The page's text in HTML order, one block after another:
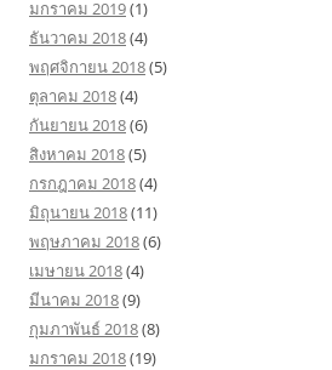
มกราคม 2019(1)
ธันวาคม 2018(4)
พฤศจิกายน 2018(5)
ตุลาคม 2018(4)
กันยายน 2018(6)
สิงหาคม 2018(5)
กรกฎาคม 2018(4)
มิถุนายน 2018(11)
พฤษภาคม 2018(6)
เมษายน 2018(4)
มีนาคม 2018(9)
กุมภาพันธ์ 2018(8)
มกราคม 2018(19)